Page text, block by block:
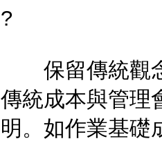
?
保留傳統觀念
傳統成本與管理
明。如作業基礎